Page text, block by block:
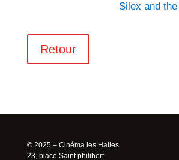
Silex and
Retour
© 2025 – Cinéma les Halles
23, place Saint philibert